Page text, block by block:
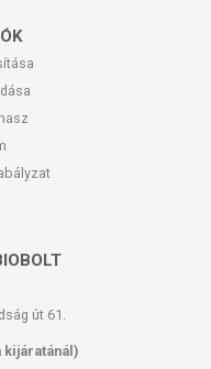
út 61.
kijáratánál)